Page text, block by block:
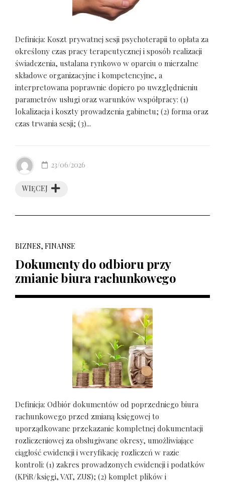
Definicja: Koszt prywatnej sesji psychoterapii to opłata za
określony czas pracy terapeutycznej i sposób realizacji
świadczenia, ustalana rynkowo w oparciu o mierzalne
składowe organizacyjne i kompetencyjne, a
interpretowana poprawnie dopiero po uwzględnieniu
parametrów usługi oraz warunków współpracy: (1)
lokalizacja i koszty prowadzenia gabinetu; (2) forma oraz
czas trwania sesji; (3)...
WIĘCEJ
23/06/2026
BIZNES, FINANSE
Dokumenty do odbioru przy
zmianie biura rachunkowego
Definicja: Odbiór dokumentów od poprzedniego biura
rachunkowego przed zmianą księgowej to
uporządkowane przekazanie kompletnej dokumentacji
rozliczeniowej za obsługiwane okresy, umożliwiające
ciągłość ewidencji i weryfikację rozliczeń w razie
kontroli: (1) zakres prowadzonych ewidencji i podatków
(KPiR/księgi, VAT, ZUS); (2) komplet plików i